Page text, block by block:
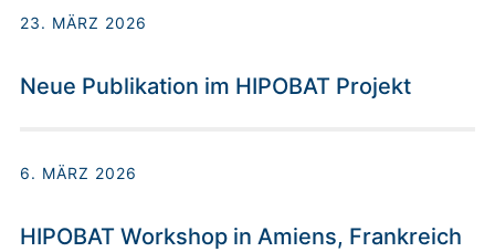
23. MÄRZ 2026
Neue Publikation im HIPOBAT Projekt
6. MÄRZ 2026
HIPOBAT Workshop in Amiens, Frankreich